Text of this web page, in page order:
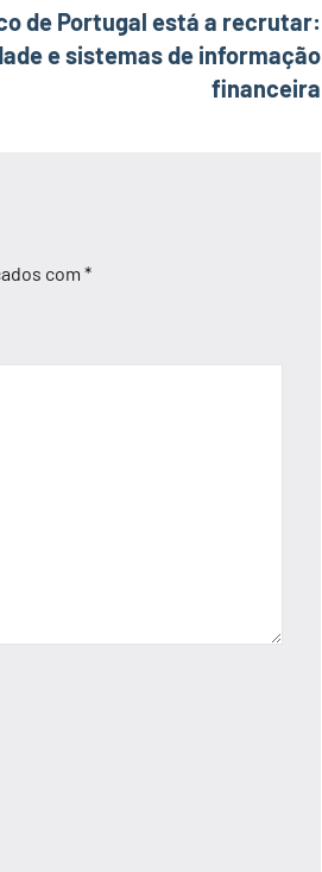
de Portugal está a recrutar:
e sistemas de informação
financeira
com *